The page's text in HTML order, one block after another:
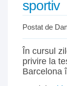
sportiv
Postat de
În cursul
privire la
Barcelona